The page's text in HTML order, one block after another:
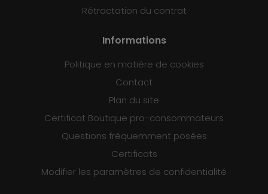
Rétractation du contrat
Informations
Politique en matière de cookies
Contact
Plan du site
Certificat Boutique pro-consommateurs
Questions fréquemment posées
Certificats
Modifier les paramètres de confidentialité